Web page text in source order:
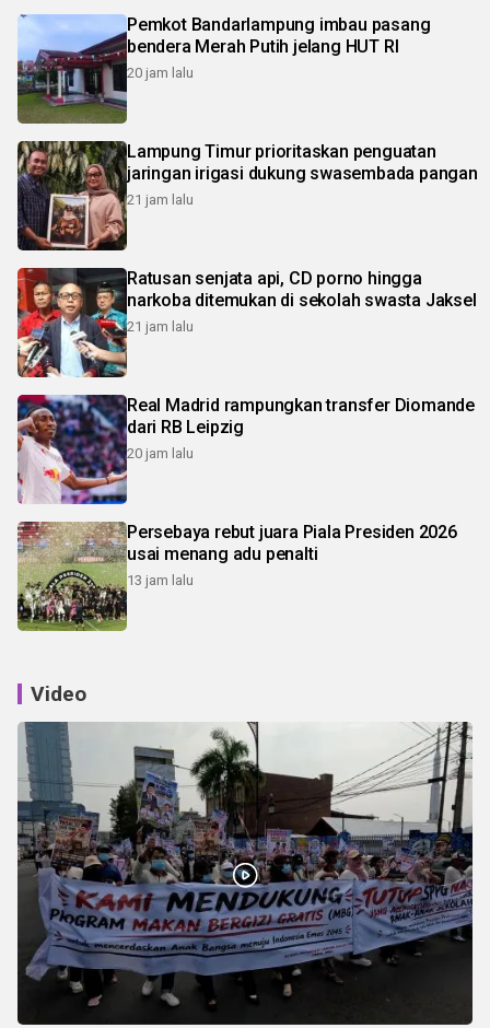
Pemkot Bandarlampung imbau pasang
bendera Merah Putih jelang HUT RI
20 jam lalu
Lampung Timur prioritaskan penguatan
jaringan irigasi dukung swasembada pangan
21 jam lalu
Ratusan senjata api, CD porno hingga
narkoba ditemukan di sekolah swasta Jaksel
21 jam lalu
Real Madrid rampungkan transfer Diomande
dari RB Leipzig
20 jam lalu
Persebaya rebut juara Piala Presiden 2026
usai menang adu penalti
13 jam lalu
Video